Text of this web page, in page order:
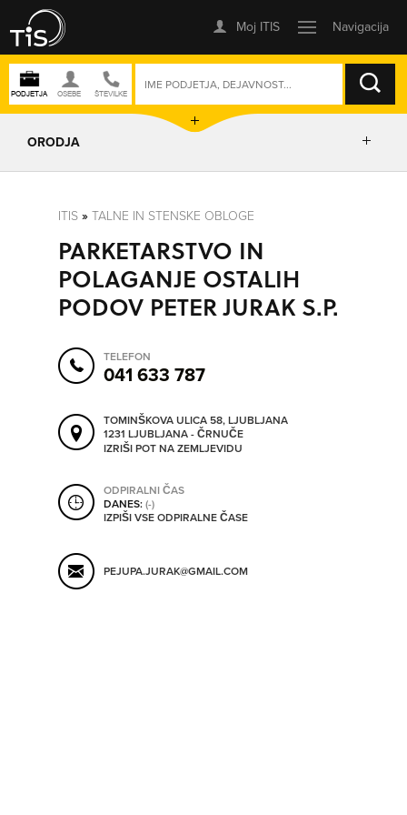
ISKANJE
SO ODPRTA V
ORODJA
IZRIŠI POT
POŠLJI SMS
ORODJA
SHRANI V MOJ ITIS
ITIS » TALNE IN STENSKE OBLOGE
PARKETARSTVO IN
POLAGANJE OSTALIH
PODOV PETER JURAK S.P.
TELEFON
041 633 787
TOMINŠKOVA ULICA 58, LJUBLJANA
1231 LJUBLJANA - ČRNUČE
IZRIŠI POT NA ZEMLJEVIDU
ODPIRALNI ČAS
DANES:(-)
IZPIŠI VSE ODPIRALNE ČASE
PEJUPA.JURAK@GMAIL.COM